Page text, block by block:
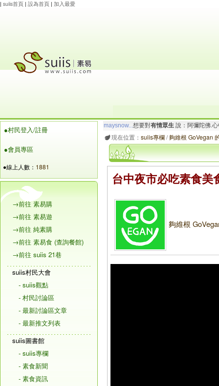
| suiis首頁 | 設為首頁 | 加入最愛
●村民登入/註冊
●會員專區
●線上人數： 1881
→前往 素易購
→前往 素易遊
→前往 純素購
→前往 素易食 (查詢餐館)
→前往 suiis 21巷
suiis村民大會
- suiis觀點
- 村民討論區
- 最新討論區文章
- 最新推文列表
suiis圖書館
- suiis專欄
- 素食新聞
- 素食資訊
maysnow...想要對有情眾生 說：阿彌陀佛.
玲瓏虹想要對 有情眾生說：阿彌陀佛.心寬
現在位置： suiis專欄/夠維根 GoVegan
台中夜市必吃素食美
夠維根